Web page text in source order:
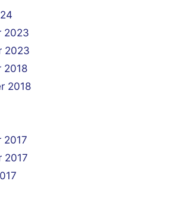
2023
2023
2018
2018
2017
2017